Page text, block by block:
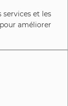
et les
améliorer
DU
2023
DU
2022